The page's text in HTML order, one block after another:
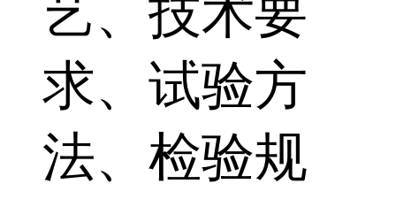
艺、技术要
求、试验方
法、检验规